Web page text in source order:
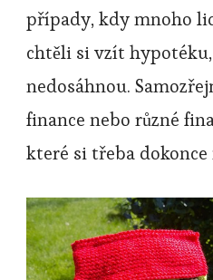
případy, kdy mnoho
chtěli si vzít
nedosáhnou.
finance nebo různé
které si třeba